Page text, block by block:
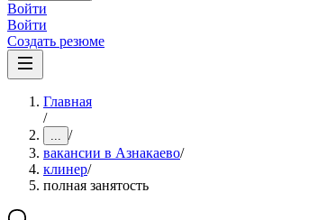
Войти
Войти
Создать резюме
Главная
/
... /
вакансии в Азнакаево/
клинер/
полная занятость